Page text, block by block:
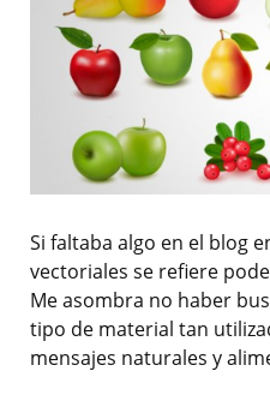
Si faltaba algo en el blog
vectoriales se refiere
Me asombra no haber
tipo de material tan
mensajes naturales y